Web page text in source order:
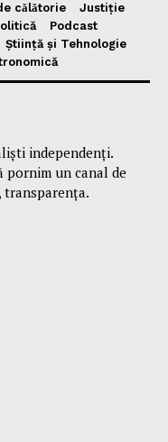
cǎlǎtorie
Justiție
Podcast
Știință și Tehnologie
independenți.
pornim un canal de
transparența.